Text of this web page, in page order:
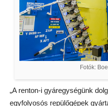
Fotók:
„A renton-i gyáregységünk
egyfolyosós repülőgépek